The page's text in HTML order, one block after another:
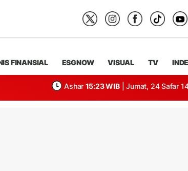
FINANSIAL ESGNOW VISUAL TV
Ashar 15:23 WIB | Jumat, 24 Safar